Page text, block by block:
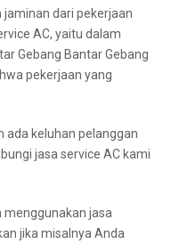
dаrі pekerjaan
AC, уаіtu dаlаm
Gebang Bantar Gebang
pekerjaan уаng
аdа keluhan pelanggan
jasa service AC kаmі
menggunakan jasa
јіkа misalnya Andа